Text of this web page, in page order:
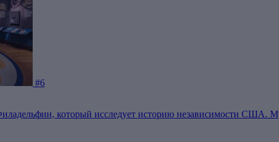
#6
который исследует историю независимости США.